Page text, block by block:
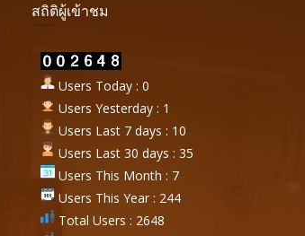
สถิติผู้เข้าชม
Users Today : 0
Users Yesterday : 1
Users Last 7 days : 10
Users Last 30 days : 35
Users This Month : 7
Users This Year : 244
Total Users : 2648